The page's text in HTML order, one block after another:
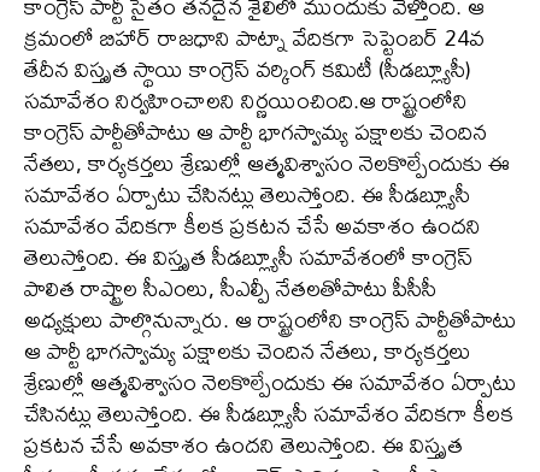
క్రమంలో బిహార్ రాజధాని పాట్నా వేదికగా సెప్టెంబర్ 24వ
తేదీన విస్తృత స్థాయి కాంగ్రెస్ వర్కింగ్ కమిటీ (సీడబ్ల్యూసీ)
సమావేశం నిర్వహించాలని నిర్ణయించింది.ఆ రాష్ట్రంలోని
కాంగ్రెస్ పార్టీతోపాటు ఆ పార్టీ భాగస్వామ్య పక్షాలకు చెందిన
నేతలు, కార్యకర్తలు శ్రేణుల్లో ఆత్మవిశ్వాసం నెలకొల్పేందుకు ఈ
సమావేశం ఏర్పాటు చేసినట్లు తెలుస్తోంది. ఈ సీడబ్ల్యూసీ
సమావేశం వేదికగా కీలక ప్రకటన చేసే అవకాశం ఉందని
తెలుస్తోంది. ఈ విస్తృత సీడబ్ల్యూసీ సమావేశంలో కాంగ్రెస్
పాలిత రాష్ట్రాల సీఎంలు, సీఎల్పీ నేతలతోపాటు పీసీసీ
అధ్యక్షులు పాల్గొనున్నారు. ఆ రాష్ట్రంలోని కాంగ్రెస్ పార్టీతోపాటు
ఆ పార్టీ భాగస్వామ్య పక్షాలకు చెందిన నేతలు, కార్యకర్తలు
శ్రేణుల్లో ఆత్మవిశ్వాసం నెలకొల్పేందుకు ఈ సమావేశం ఏర్పాటు
చేసినట్లు తెలుస్తోంది. ఈ సీడబ్ల్యూసీ సమావేశం వేదికగా కీలక
ప్రకటన చేసే అవకాశం ఉందని తెలుస్తోంది. ఈ విస్తృత